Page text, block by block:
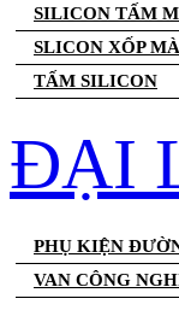
SILICON TẤM
SLICON XỐP
TẤM SILICON
ĐẠI
PHỤ KIỆN
VAN CÔNG